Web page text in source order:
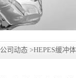
公司动态 >HEPES缓冲